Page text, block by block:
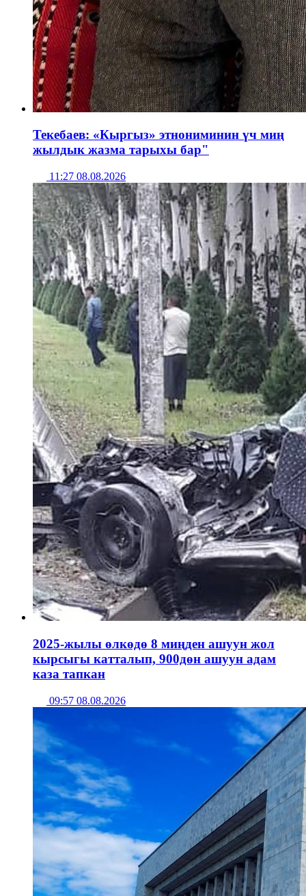
Текебаев: «Кыргыз» этнониминин үч миң
жылдык жазма тарыхы бар"
11:27 08.08.2026
2025-жылы өлкөдө 8 миңден ашуун жол
кырсыгы катталып, 900дөн ашуун адам
каза тапкан
09:57 08.08.2026